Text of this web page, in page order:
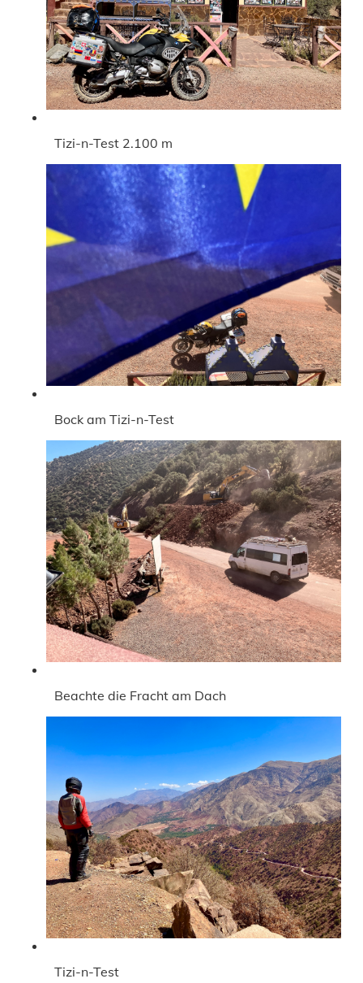
Tizi-n-Test 2.100 m
Bock am Tizi-n-Test
Beachte die Fracht am Dach
Tizi-n-Test